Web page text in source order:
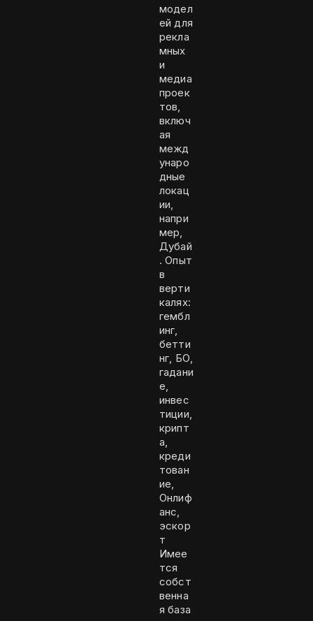
модел
ей для
рекла
мных
и
медиа
проек
тов,
включ
ая
межд
унаро
дные
локац
ии,
напри
мер,
Дубай
. Опыт
в
верти
калях:
гембл
инг,
бетти
нг, БО,
гадани
е,
инвес
тиции,
крипт
а,
креди
тован
ие,
Онлиф
анс,
эскор
т
Имее
тся
собст
венна
я база